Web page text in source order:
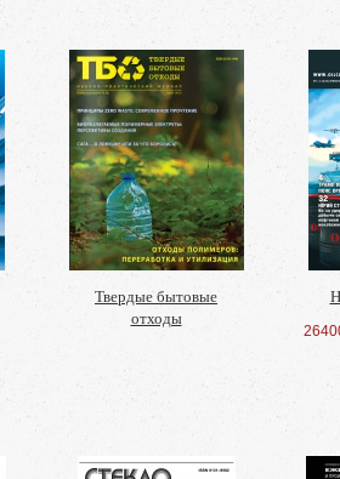
Твердые бытовые
отходы